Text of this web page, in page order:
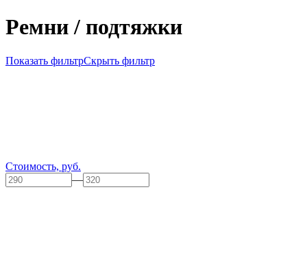
Ремни / подтяжки
Показать фильтрСкрыть фильтр
Стоимость, руб.
—